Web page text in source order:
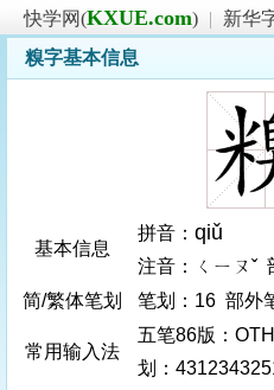
快学网(KXUE.com) |
新华
糗字基本信息
基本信息
拼音： qiǔ
注音：ㄑㄧㄡˇ
简/繁体笔划
笔划：16 部外
常用输入法
五笔86版：
划：